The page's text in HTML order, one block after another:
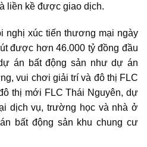
liền kề được giao dịch.
nghị xúc tiến thương mại ngày
được hơn 46.000 tỷ đồng đầu
án bất động sản như dự án
vui chơi giải trí và đô thị FLC
thị mới FLC Thái Nguyên, dự
dịch vụ, trường học và nhà ở
bất động sản khu chung cư